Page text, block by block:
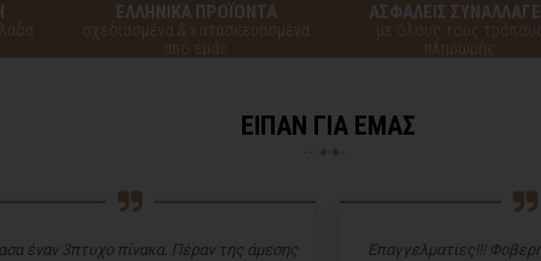
ΕΛΛΗΝΙΚΑ ΠΡΟΪΟΝΤΑ
σχεδιασμένα & κατασκευασμένα
από εμάς
ΑΣΦΑΛΕΙΣ
με όλους τους τρόπους
πληρωμής
ΕΙΠΑΝ ΓΙΑ ΕΜΑΣ
έναν 3πτυχο πίνακα. Πέραν της άμεσης
Επαγγελματίες!!!